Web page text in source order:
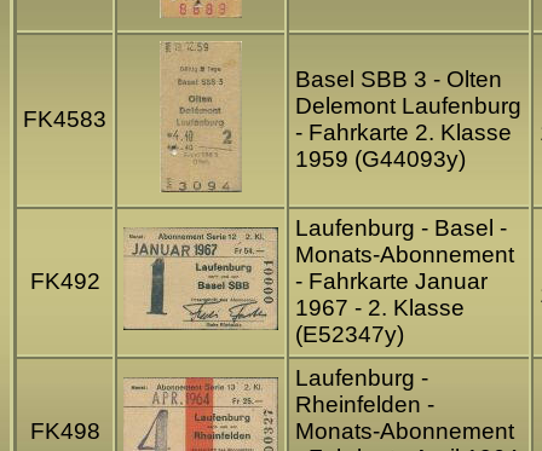
FK4583
Basel SBB 3 - Olten
Delemont Laufenburg
- Fahrkarte 2. Klasse
1959 (G44093y)
FK492
Laufenburg - Basel -
Monats-Abonnement
- Fahrkarte Januar
1967 - 2. Klasse
(E52347y)
FK498
Laufenburg -
Rheinfelden -
Monats-Abonnement